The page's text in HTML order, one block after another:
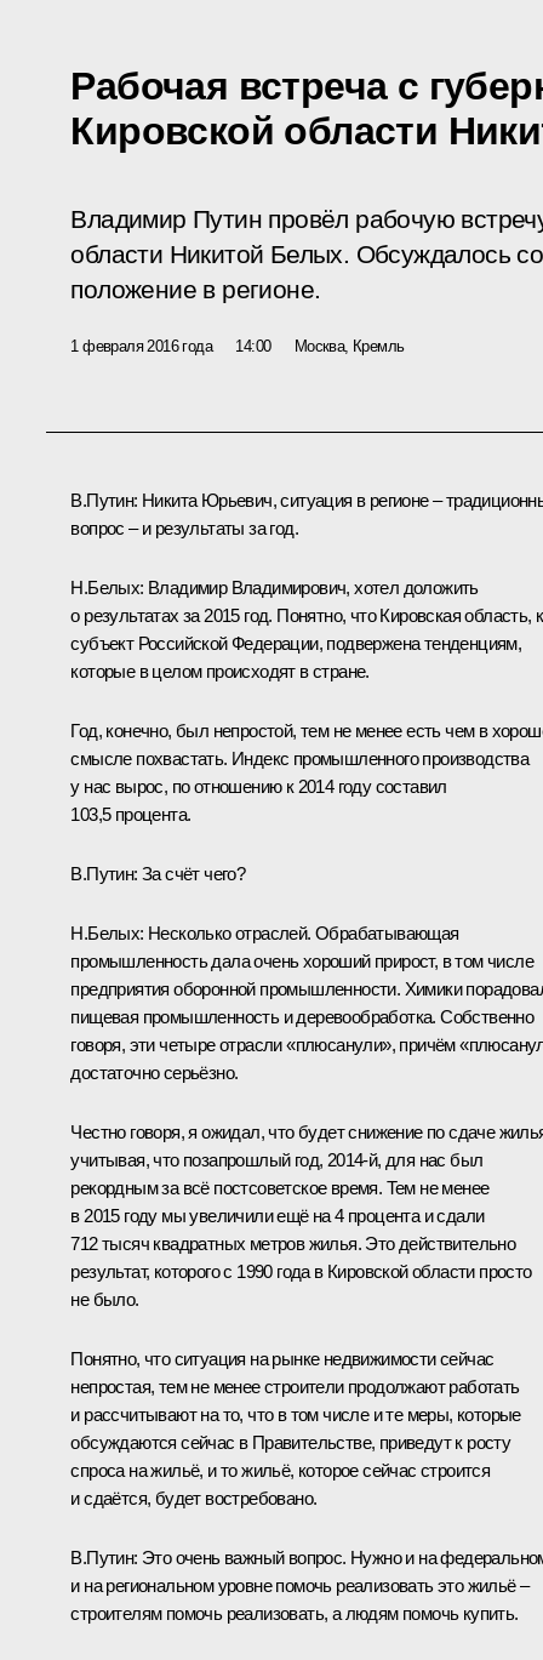
Рабочая встреча с
Кировской области
Владимир Путин провёл рабочую
области Никитой Белых. Обсуждалось
положение в регионе.
1 февраля 2016 года 14:00 Москва, Кремль
В.Путин: Никита Юрьевич, ситуация в регионе –
вопрос – и результаты за год.
Н.Белых: Владимир Владимирович, хотел доложить
о результатах за 2015 год. Понятно, что Кировская область,
субъект Российской Федерации, подвержена тенденциям,
которые в целом происходят в стране.
Год, конечно, был непростой, тем не менее есть чем в
смысле похвастать. Индекс промышленного производства
у нас вырос, по отношению к 2014 году составил
103,5 процента.
В.Путин: За счёт чего?
Н.Белых: Несколько отраслей. Обрабатывающая
промышленность дала очень хороший прирост, в том числе
предприятия оборонной промышленности. Химики
пищевая промышленность и деревообработка. Собственно
говоря, эти четыре отрасли «плюсанули», причём
достаточно серьёзно.
Честно говоря, я ожидал, что будет снижение по сдаче
учитывая, что позапрошлый год, 2014‑й, для нас был
рекордным за всё постсоветское время. Тем не менее
в 2015 году мы увеличили ещё на 4 процента и сдали
712 тысяч квадратных метров жилья. Это действительно
результат, которого с 1990 года в Кировской области просто
не было.
Понятно, что ситуация на рынке недвижимости сейчас
непростая, тем не менее строители продолжают работать
и рассчитывают на то, что в том числе и те меры, которые
обсуждаются сейчас в Правительстве, приведут к росту
спроса на жильё, и то жильё, которое сейчас строится
и сдаётся, будет востребовано.
В.Путин: Это очень важный вопрос. Нужно и на
и на региональном уровне помочь реализовать это жильё –
строителям помочь реализовать, а людям помочь купить.